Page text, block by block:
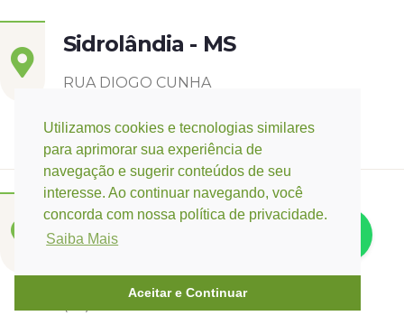
Utilizamos cookies e tecnologias similares
para aprimorar sua experiência de
navegação e sugerir conteúdos de seu
interesse. Ao continuar navegando, você
concorda com nossa política de privacidade.
Saiba Mais
Aceitar e Continuar
Sidrolândia - MS
RUA DIOGO CUNHA
6799142-8006
Três Lagoas - MS
Centro